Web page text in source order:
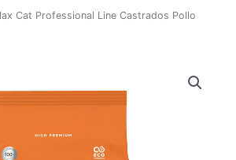
Cat Professional Line Castrados Pollo